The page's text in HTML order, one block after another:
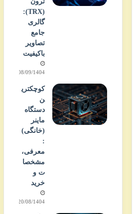
(TRX):
گالری
جامع
تصاویر
باکیفیت
08/09/1404
کوچکتری
ن
دستگاه
ماینر
(خانگی)
:
معرفی،
مشخصا
ت و
خرید
20/08/1404